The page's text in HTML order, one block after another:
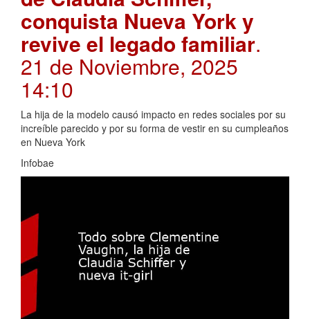
conquista Nueva York y
revive el legado familiar.
21 de Noviembre, 2025
14:10
La hija de la modelo causó impacto en redes sociales por su
increíble parecido y por su forma de vestir en su cumpleaños
en Nueva York
Infobae